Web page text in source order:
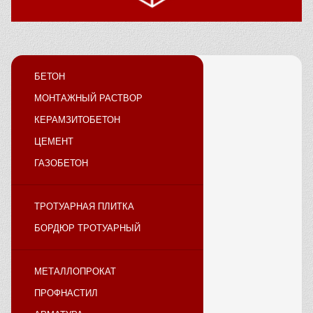
БЕТОН
МОНТАЖНЫЙ РАСТВОР
КЕРАМЗИТОБЕТОН
ЦЕМЕНТ
ГАЗОБЕТОН
ТРОТУАРНАЯ ПЛИТКА
БОРДЮР ТРОТУАРНЫЙ
МЕТАЛЛОПРОКАТ
ПРОФНАСТИЛ